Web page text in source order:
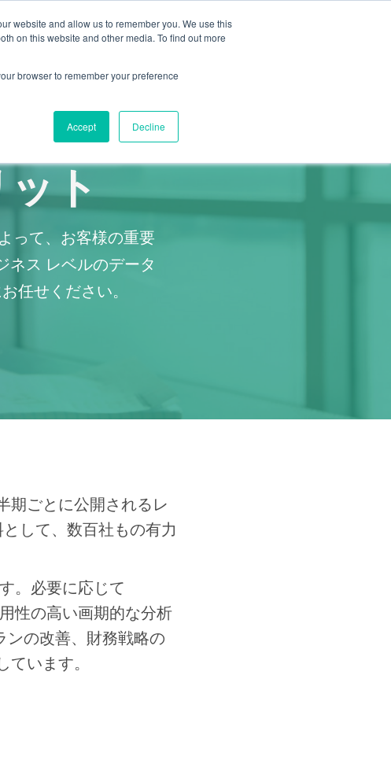
website and allow us to remember you. We use this
on this website and other media. To find out more
browser to remember your preference
Accept Decline
ービス リソース ブログ お問い合わせ
ト
って、お客様の重要
ネス レベルのデータ
任せください。
期ごとに公開されるレ
して、数百社もの有力
。必要に応じて
性の高い画期的な分析
ンの改善、財務戦略の
います。